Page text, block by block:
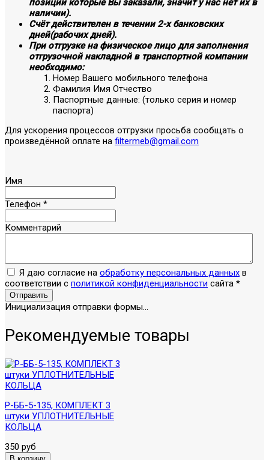
позиции которые Вы заказали, значит у нас нет их в
наличии).
Счёт действителен в течении 2-х банковских
дней(рабочих дней).
При отгрузке на физическое лицо для заполнения
отгрузочной накладной в транспортной компании
необходимо:
Номер Вашего мобильного телефона
Фамилия Имя Отчество
Паспортные данные: (только серия и номер
паспорта)
Для ускорения процессов отгрузки просьба сообщать о
произведённой оплате на filtermeb@gmail.com
Имя
Телефон *
Комментарий
Я даю согласие на обработку персональных данных в
соответствии с политикой конфиденциальности сайта *
Отправить
Инициализация отправки формы...
Рекомендуемые товары
Р-ББ-5-135, КОМПЛЕКТ 3
штуки УПЛОТНИТЕЛЬНЫЕ
КОЛЬЦА
350 руб